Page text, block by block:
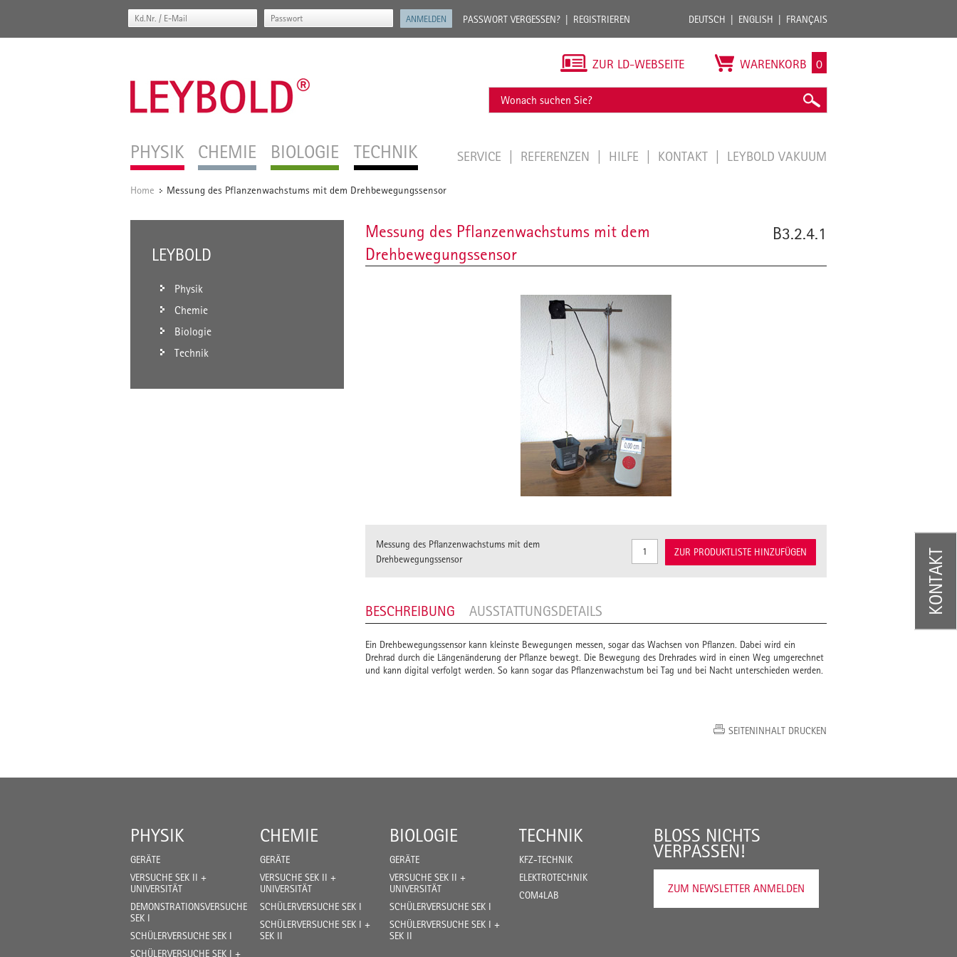
PASSWORT VERGESSEN? REGISTRIEREN DEUTSCH ENGLISH FRANÇAIS
PHYSIK CHEMIE BIOLOGIE TECHNIK
ZUR LD-WEBSEITE WARENKORB 0
SERVICE REFERENZEN HILFE KONTAKT LEYBOLD VAKUUM
Home / Messung des Pflanzenwachstums mit dem Drehbewegungssensor
LEYBOLD
Physik
Chemie
Biologie
Technik
Messung des Pflanzenwachstums mit dem
Drehbewegungssensor
B3.2.4.1
Messung des Pflanzenwachstums mit dem
Drehbewegungssensor
ZUR PRODUKTLISTE HINZUFÜGEN
BESCHREIBUNG AUSSTATTUNGSDETAILS
Ein Drehbewegungssensor kann kleinste Bewegungen messen, sogar das Wachsen von Pflanzen. Dabei wird ein
Drehrad durch die Längenänderung der Pflanze bewegt. Die Bewegung des Drehrades wird in einen Weg umgerechnet
und kann digital verfolgt werden. So kann sogar das Pflanzenwachstum bei Tag und bei Nacht unterschieden werden.
SEITENINHALT DRUCKEN
PHYSIK
GERÄTE
VERSUCHE SEK II +
UNIVERSITÄT
DEMONSTRATIONSVERSUCHE
SEK I
SCHÜLERVERSUCHE SEK I
SCHÜLERVERSUCHE SEK I +
CHEMIE
GERÄTE
VERSUCHE SEK II +
UNIVERSITÄT
SCHÜLERVERSUCHE SEK I
SCHÜLERVERSUCHE SEK I +
SEK II
BIOLOGIE
GERÄTE
VERSUCHE SEK II +
UNIVERSITÄT
SCHÜLERVERSUCHE SEK I
SCHÜLERVERSUCHE SEK I +
SEK II
TECHNIK
KFZ-TECHNIK
ELEKTROTECHNIK
COM4LAB
BLOSS NICHTS V
ERPASSEN!
ZUM NEWSLETTER ANMELDEN
KONTAKT